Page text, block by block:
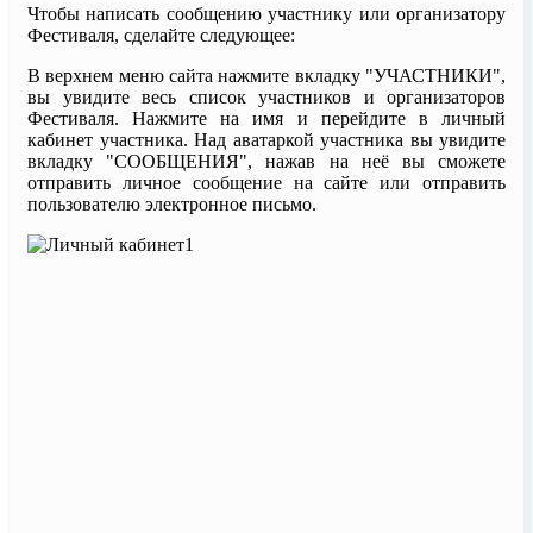
Чтобы написать сообщению участнику или организатору
Фестиваля, сделайте следующее:
В верхнем меню сайта нажмите вкладку "УЧАСТНИКИ",
вы увидите весь список участников и организаторов
Фестиваля. Нажмите на имя и перейдите в личный
кабинет участника. Над аватаркой участника вы увидите
вкладку "СООБЩЕНИЯ", нажав на неё вы сможете
отправить личное сообщение на сайте или отправить
пользователю электронное письмо.